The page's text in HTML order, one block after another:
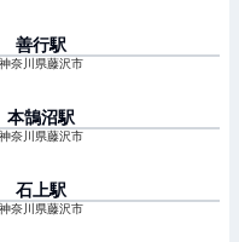
善行駅
神奈川県藤沢市
本鵠沼駅
神奈川県藤沢市
石上駅
神奈川県藤沢市